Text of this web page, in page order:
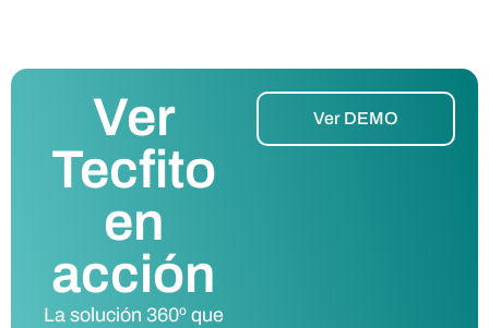
Ver
Tecfito
en
acción
La solución 360º que
Ver DEMO